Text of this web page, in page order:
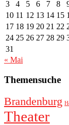
3
4 5 6 7 8
10 11 12 13 14 15
17 18 19 20 21 22
24 25 26 27 28 29
31
« Mai
Themensuche
Brandenburg
Theater